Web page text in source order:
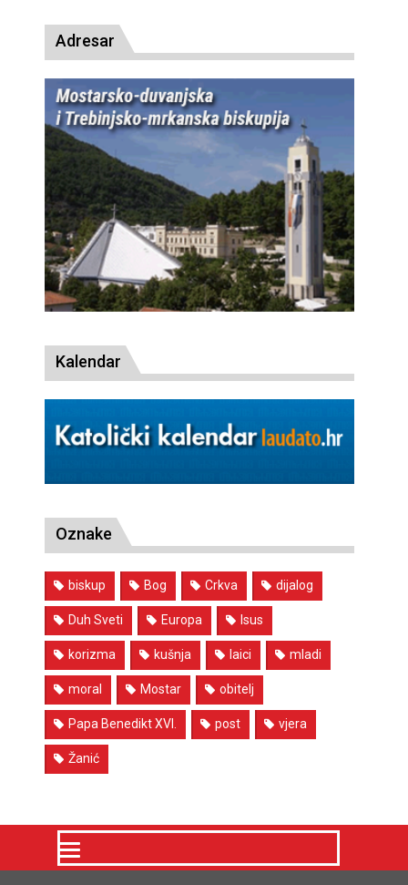
Adresar
Kalendar
Oznake
biskup Bog Crkva dijalog
Duh Sveti Europa Isus
korizma kušnja laici mladi
moral Mostar obitelj
Papa Benedikt XVI. post vjera
Žanić